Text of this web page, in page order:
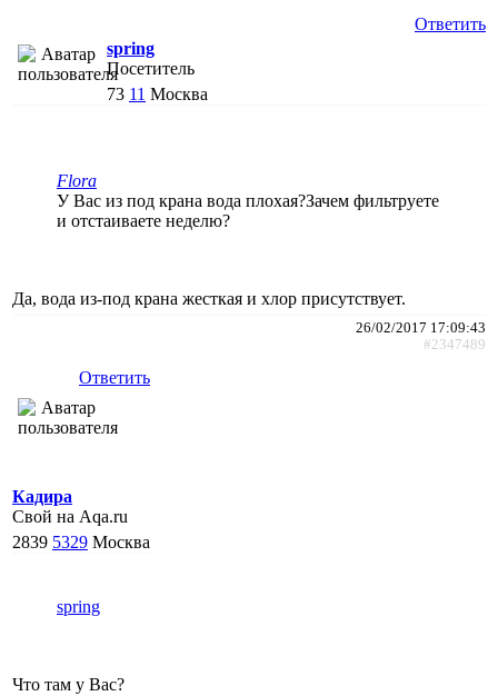
Ответить
spring
Посетитель
73 11 Москва
Flora
У Вас из под крана вода плохая?Зачем фильтруете
и отстаиваете неделю?
Да, вода из-под крана жесткая и хлор присутствует.
26/02/2017 17:09:43
#2347489
Ответить
Кадира
Свой на Aqa.ru
2839 5329 Москва
spring
Что там у Вас?